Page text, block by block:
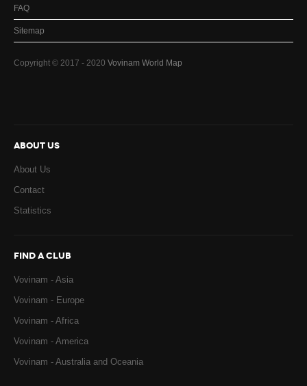
FAQ
Sitemap
Copyright © 2017 - 2020 Vovinam World Map
ABOUT US
About Us
Contact
Statistics
FIND A CLUB
Vovinam - Asia
Vovinam - Europe
Vovinam - Africa
Vovinam - America
Vovinam - Australia and Oceania